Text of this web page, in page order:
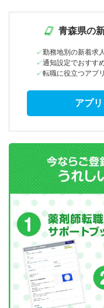
青森県の
勤務地別の新着求
通知設定でおすす
転職に役立つアプ
アプ